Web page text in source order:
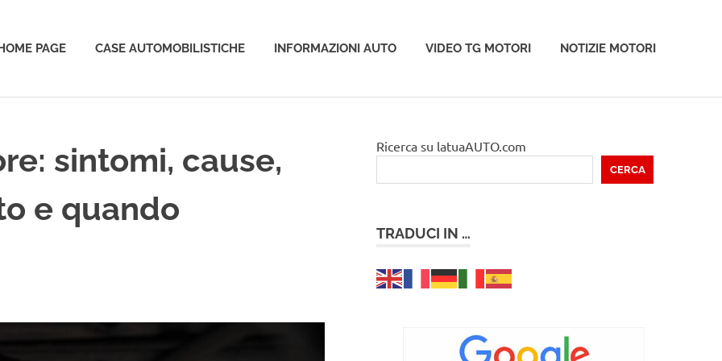
PAGE CASE AUTOMOBILISTICHE INFORMAZIONI AUTO VIDEO TG MOTORI NOTIZIE MOTORI
sintomi, cause,
e quando
Ricerca su latuaAUTO.com
CERCA
TRADUCI IN …